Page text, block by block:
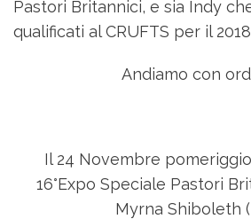
Pastori Britannici, e sia Indy
qualificati al CRUFTS per il
Andiamo con
Il 24 Novembre
16°Expo Speciale Pastori
Myrna Shiboleth